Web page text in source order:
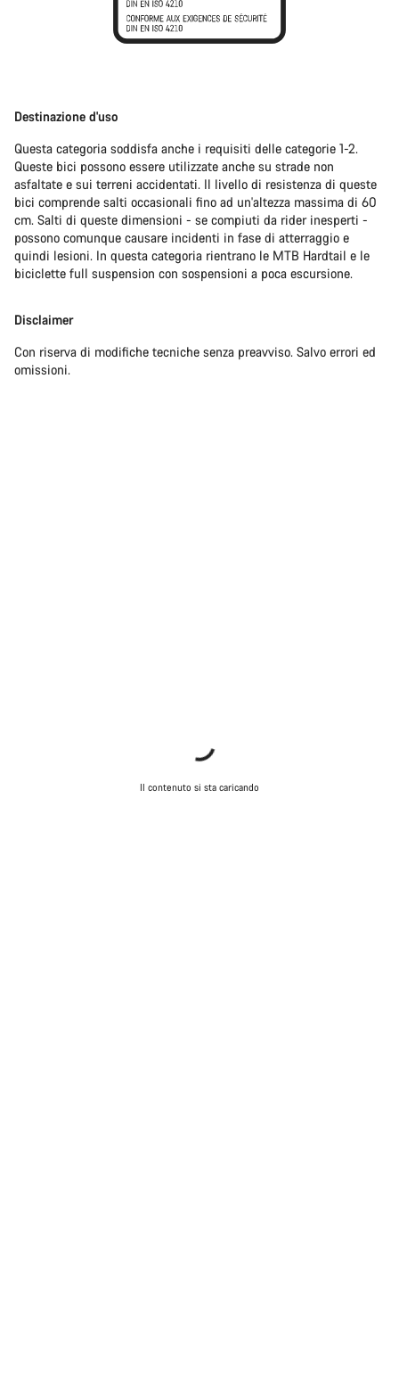
Destinazione d'uso
Questa categoria soddisfa anche i requisiti delle categorie 1-2.
Queste bici possono essere utilizzate anche su strade non
asfaltate e sui terreni accidentati. Il livello di resistenza di queste
bici comprende salti occasionali fino ad un'altezza massima di 60
cm. Salti di queste dimensioni - se compiuti da rider inesperti -
possono comunque causare incidenti in fase di atterraggio e
quindi lesioni. In questa categoria rientrano le MTB Hardtail e le
biciclette full suspension con sospensioni a poca escursione.
Disclaimer
Con riserva di modifiche tecniche senza preavviso. Salvo errori ed
omissioni.
Il contenuto si sta caricando